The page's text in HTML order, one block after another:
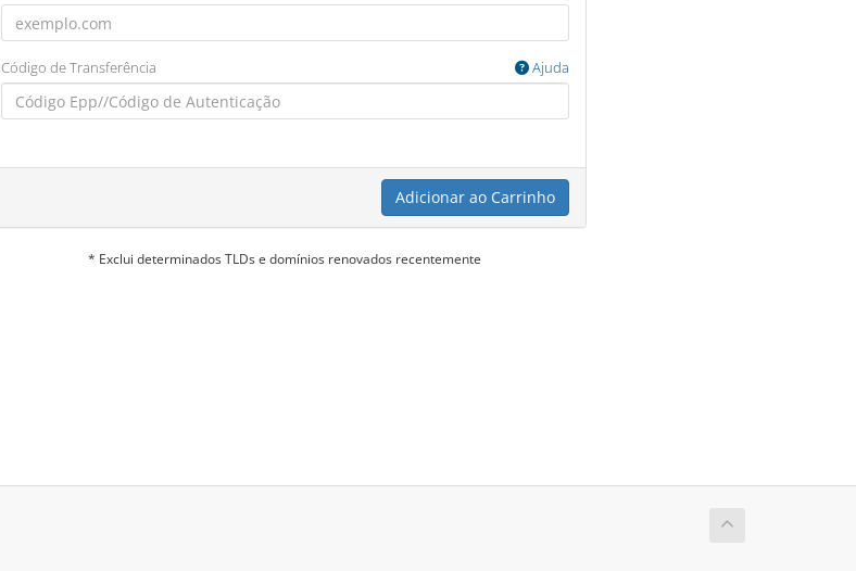
Código de Transferência Ajuda
Adicionar ao Carrinho
* Exclui determinados TLDs e domínios renovados recentemente